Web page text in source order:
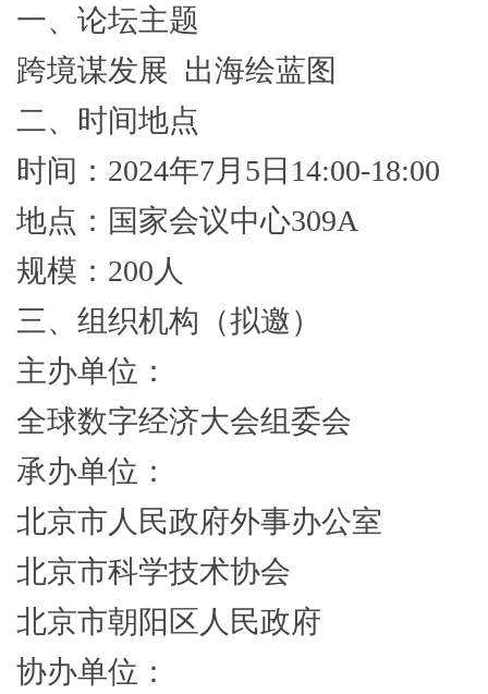
一、论坛主题
跨境谋发展 出海绘蓝图
二、时间地点
时间：2024年7月5日14:00-18:00
地点：国家会议中心309A
规模：200人
三、组织机构（拟邀）
主办单位：
全球数字经济大会组委会
承办单位：
北京市人民政府外事办公室
北京市科学技术协会
北京市朝阳区人民政府
协办单位：